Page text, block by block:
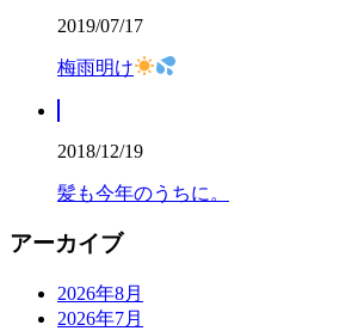
2019/07/17
梅雨明け
2018/12/19
髪も今年のうちに。
アーカイブ
2026年8月
2026年7月